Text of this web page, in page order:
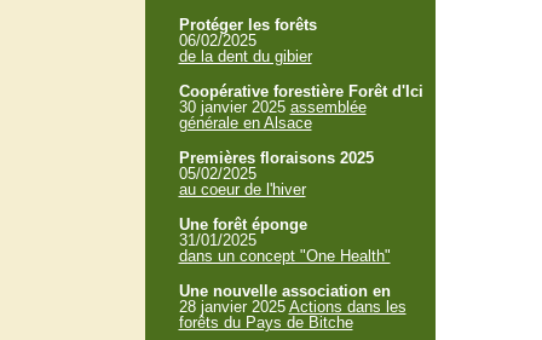
Protéger les forêts
06/02/2025
de la dent du gibier
Coopérative forestière Forêt d'Ici
30 janvier 2025 assemblée
générale en Alsace
Premières floraisons 2025
05/02/2025
au coeur de l'hiver
Une forêt éponge
31/01/2025
dans un concept "One Health"
Une nouvelle association en
28 janvier 2025 Actions dans les
forêts du Pays de Bitche